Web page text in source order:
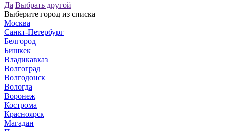
Да Выбрать другой
Выберите город из списка
Москва
Санкт-Петербург
Белгород
Бишкек
Владикавказ
Волгоград
Волгодонск
Вологда
Воронеж
Кострома
Красноярск
Магадан